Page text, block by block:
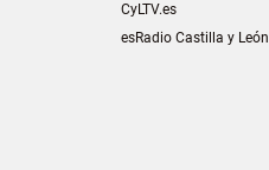
CyLTV.es
esRadio Castilla y León